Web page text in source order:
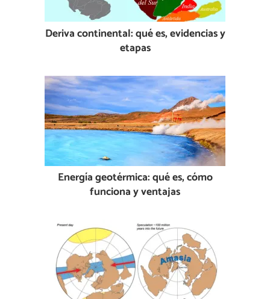
Deriva continental: qué es, evidencias y
etapas
Energía geotérmica: qué es, cómo
funciona y ventajas